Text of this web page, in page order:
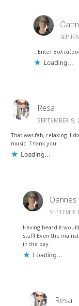
…Enter
Loading...
Resa
SEPTEMBER
That was fab, relaxing. I
music. Thank you!
Loading...
Oannes
Having heard it
stuff! Even the
in the day.
Loading...
Resa